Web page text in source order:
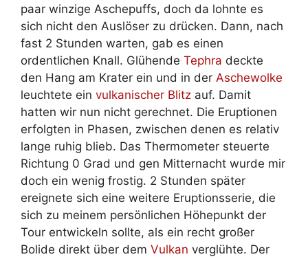
paar winzige Aschepuffs, doch da lohnte es
sich nicht den Auslöser zu drücken. Dann, nach
fast 2 Stunden warten, gab es einen
ordentlichen Knall. Glühende Tephra deckte
den Hang am Krater ein und in der Aschewolke
leuchtete ein vulkanischer Blitz auf. Damit
hatten wir nun nicht gerechnet. Die Eruptionen
erfolgten in Phasen, zwischen denen es relativ
lange ruhig blieb. Das Thermometer steuerte
Richtung 0 Grad und gen Mitternacht wurde mir
doch ein wenig frostig. 2 Stunden später
ereignete sich eine weitere Eruptionsserie, die
sich zu meinem persönlichen Höhepunkt der
Tour entwickeln sollte, als ein recht großer
Bolide direkt über dem Vulkan verglühte. Der